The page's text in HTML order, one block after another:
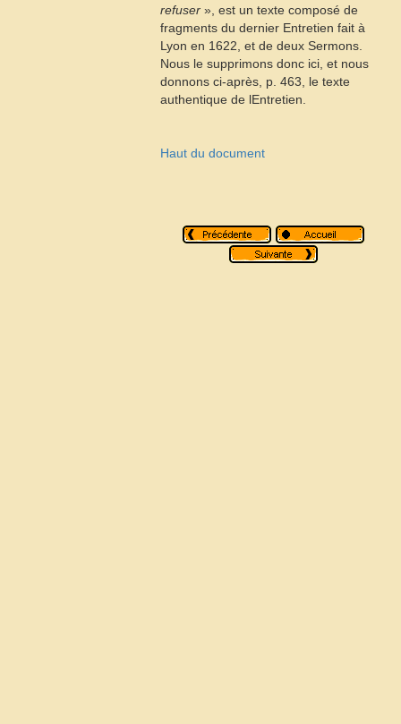
refuser », est un texte composé de
fragments du dernier Entretien fait à
Lyon en 1622, et de deux Sermons.
Nous le supprimons donc ici, et nous
donnons ci-après, p. 463, le texte
authentique de lEntretien.
Haut du document